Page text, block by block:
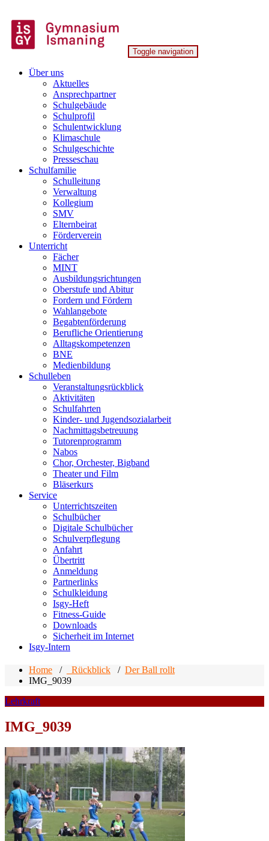
to
content
Gymnasium Ismaning
Toggle navigation
Über uns
Aktuelles
Ansprechpartner
Schulgebäude
Schulprofil
Schulentwicklung
Klimaschule
Schulgeschichte
Presseschau
Schulfamilie
Schulleitung
Verwaltung
Kollegium
SMV
Elternbeirat
Förderverein
Unterricht
Fächer
MINT
Ausbildungsrichtungen
Oberstufe und Abitur
Fordern und Fördern
Wahlangebote
Begabtenförderung
Berufliche Orientierung
Alltagskompetenzen
BNE
Medienbildung
Schulleben
Veranstaltungsrückblick
Aktivitäten
Schulfahrten
Kinder- und Jugendsozialarbeit
Nachmittagsbetreuung
Tutorenprogramm
Nabos
Chor, Orchester, Bigband
Theater und Film
Bläserkurs
Service
Unterrichtszeiten
Schulbücher
Digitale Schulbücher
Schulverpflegung
Anfahrt
Übertritt
Anmeldung
Partnerlinks
Schulkleidung
Isgy-Heft
Fitness-Guide
Downloads
Sicherheit im Internet
Isgy-Intern
Home / _Rückblick / Der Ball rollt
IMG_9039
Lehrkraft
IMG_9039